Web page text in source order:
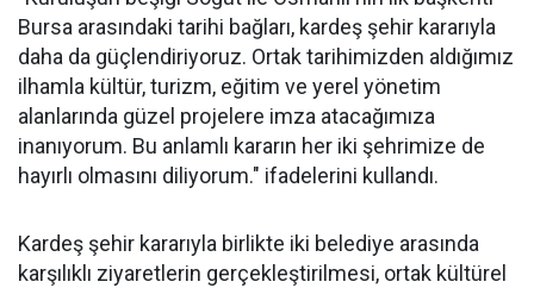
Bursa arasındaki tarihi bağları, kardeş şehir kararıyla
daha da güçlendiriyoruz. Ortak tarihimizden aldığımız
ilhamla kültür, turizm, eğitim ve yerel yönetim
alanlarında güzel projelere imza atacağımıza
inanıyorum. Bu anlamlı kararın her iki şehrimize de
hayırlı olmasını diliyorum." ifadelerini kullandı.
Kardeş şehir kararıyla birlikte iki belediye arasında
karşılıklı ziyaretlerin gerçekleştirilmesi, ortak kültürel